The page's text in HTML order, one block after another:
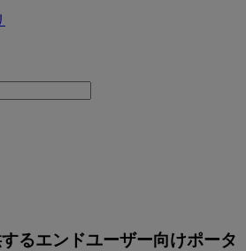
るエンドユーザー向けポータ